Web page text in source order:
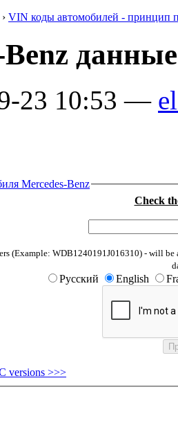
› VIN коды автомобилей - принцип
Benz
23 10:53 —
Mercedes-Benz
Check
(Example: WDB1240191J016310) - will
Русский English
versions >>>